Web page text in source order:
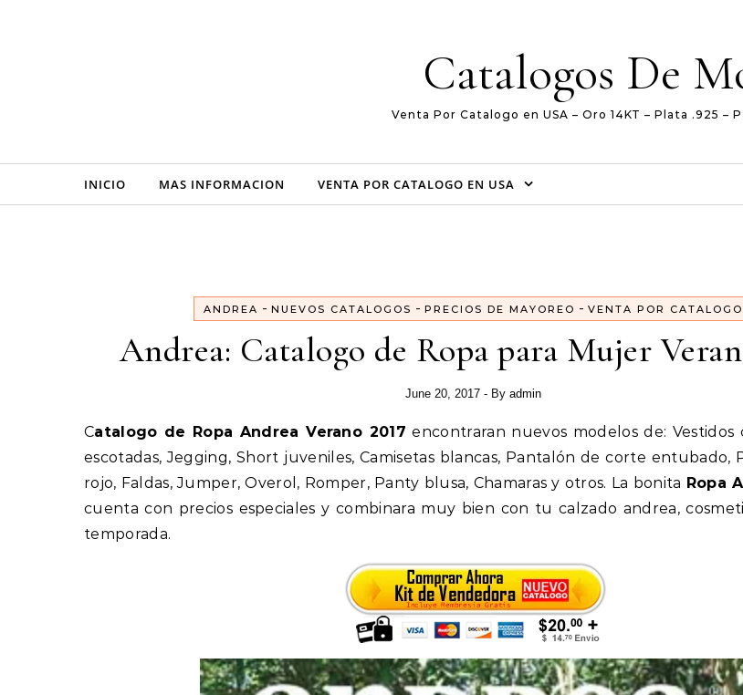
Catalogos De
Venta Por Catalogo en USA – Oro 14KT – Plata .925 –
INICIO MAS INFORMACION VENTA POR CATALOGO EN USA
ANDREA - NUEVOS CATALOGOS - PRECIOS DE MAYOREO - VENTA POR CATALOGO
Andrea: Catalogo de Ropa para Mujer
June 20, 2017 - By admin
Catalogo de Ropa Andrea Verano 2017 encontraran nuevos modelos de: Vestidos
escotadas, Jegging, Short juveniles, Camisetas blancas, Pantalón de corte entubado,
rojo, Faldas, Jumper, Overol, Romper, Panty blusa, Chamaras y otros. La bonita Ropa
cuenta con precios especiales y combinara muy bien con tu calzado andrea,
temporada.